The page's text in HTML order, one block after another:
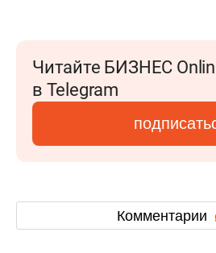
Читайте БИЗНЕС
в Telegram
Комментарии